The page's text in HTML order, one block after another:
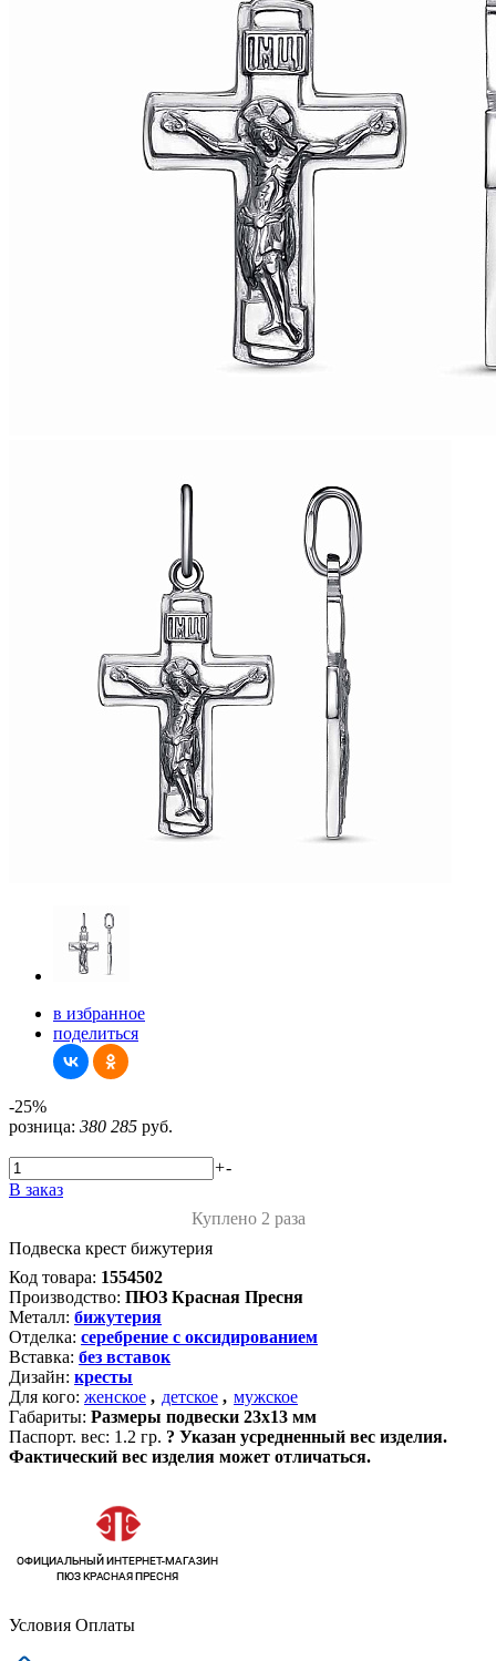
в избранное
поделиться
-25%
розница: 380 285 руб.
+-
В заказ
Куплено 2 раза
Подвеска крест бижутерия
Код товара: 1554502
Производство: ПЮЗ Красная Пресня
Металл: бижутерия
Отделка: серебрение с оксидированием
Вставка: без вставок
Дизайн: кресты
Для кого: женское , детское , мужское
Габариты: Размеры подвески 23х13 мм
Паспорт. вес: 1.2 гр. ? Указан усредненный вес изделия.
Фактический вес изделия может отличаться.
Условия Оплаты